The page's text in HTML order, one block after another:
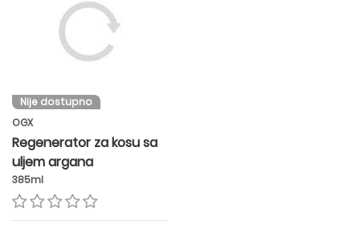
Nije dostupno
OGX
Regenerator za kosu sa
uljem argana
385ml